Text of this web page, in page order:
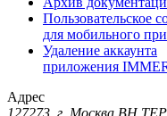
Пользовательское
для мобильного
Удаление аккаунта
приложения
Адрес
127273, г. Москва